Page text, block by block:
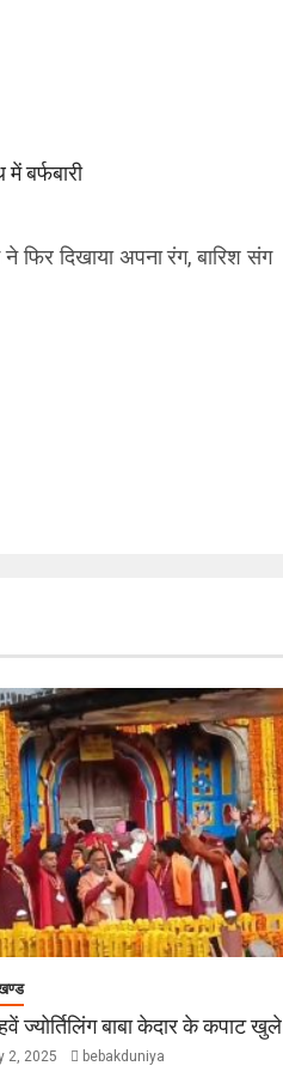
बर्फबारी
फिर दिखाया अपना रंग, बारिश संग
ज्योर्तिलिंग बाबा केदार के कपाट खुले
2, 2025 bebakduniya